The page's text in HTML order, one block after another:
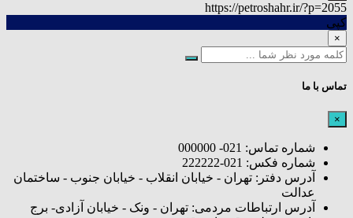
https://petroshahr.ir/?p=2055
کپی
×
تماس با ما
×
شماره تماس: 021- 000000
شماره فکس: 021-222222
آدرس دفتر: تهران - خیابان انقلاب - خیابان جنوب - ساختمان
عدالت
آدرس ارتباطات مردمی: تهران - ونک - خیابان آزادی- برج